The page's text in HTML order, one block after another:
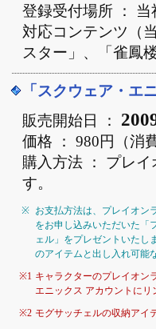
登録受付場所 ：
対応コンテンツ（
スター」、「雀鳳楼
「スクウェア・エ
販売開始日 ：
価格 ： 980円（消
購入方法 ： プレ
す。
※ お支払方法は、プレイオン
をお申し込みいただいた「
ェル」をプレゼントいたし
のアイテムと出し入れ可能
※1 キャラクターのプレイオン
エニックス アカウントにリ
※2 モグサッチェルの収納アイ